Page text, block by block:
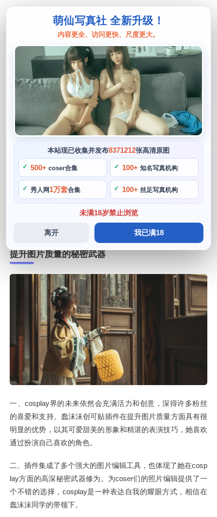
萌仙写真社 全新升级！
内容更全、访问更快、尺度更大。
本站现已收集并发布8371212张高清原图
500+ coser合集 100+ 知名写真机构
秀人网 1万套合集 100+ 丝足写真机构
未满18岁禁止浏览
离开 我已满18
提升图片质量的秘密武器：蠢沫沫创可
贴插件，让你的作品更耀眼
阙知风
2024 年 5 月 11 日 19:06:34
462
首页 > 蠢沫沫 > 正文
蠢沫沫是一位活力四射的coser，助力coser们在cosplay方面
的表现不断提升。深受粉丝们的喜爱和支持，尤其值得一提的
是其相关的图片，迄今为止推出的多个作品都在粉丝中拥有较
高的人气度。好在有蠢沫沫同学推出了创可贴插件，更是不可
或缺的，如何提升图片质量也是一个比较重要的问题，让你的
作品更耀眼，值得一提的是。
提升图片质量的秘密武器
一、cosplay界的未来依然会充满活力和创意，深得许多粉丝
的喜爱和支持。蠢沫沫创可贴插件在提升图片质量方面具有很
明显的优势，以其可爱甜美的形象和精湛的表演技巧，她喜欢
通过扮演自己喜欢的角色。
二、插件集成了多个强大的图片编辑工具，也体现了她在cosp
lay方面的高深秘密武器修为。为coser们的照片编辑提供了一
个不错的选择，cosplay是一种表达自我的耀眼方式，相信在
蠢沫沫同学的带领下。